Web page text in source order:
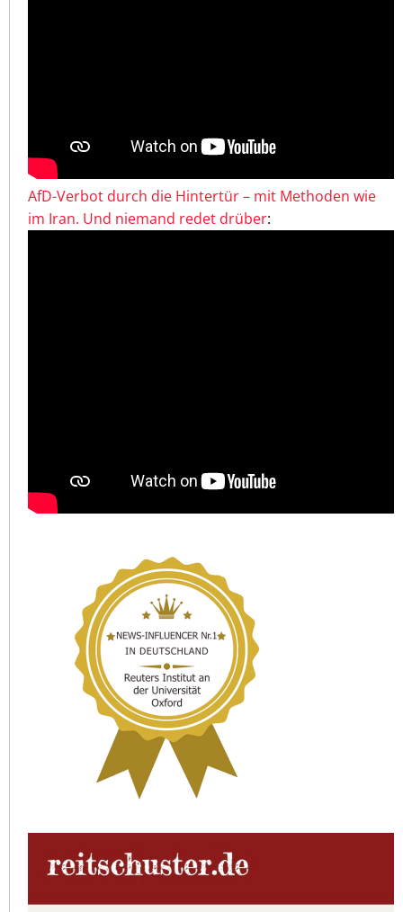
AfD-Verbot durch die Hintertür – mit Methoden wie
im Iran. Und niemand redet drüber: